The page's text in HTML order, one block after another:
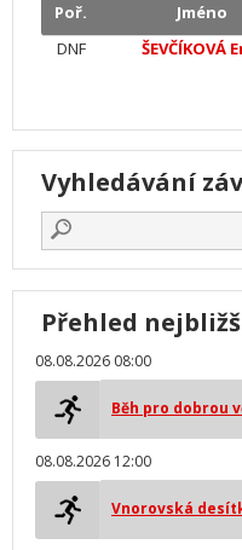
Poř. Jméno
DNF
ŠEVČÍKOVÁ
Vyhledávání
Přehled
08.08.2026 08:00
Běh pro dobrou
08.08.2026 12:00
Vnorovská